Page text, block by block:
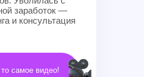
заработок —
и консультация
самое видео!